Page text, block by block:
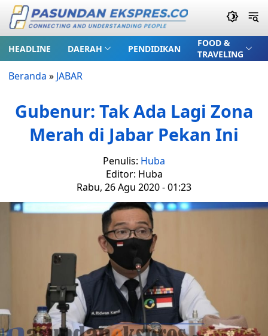
HEADLINE DAERAH PENDIDIKAN
FOOD &
TRAVELING
Beranda » JABAR
Gubenur: Tak Ada Lagi Zona
Merah di Jabar Pekan Ini
Penulis: Huba
Editor: Huba
Rabu, 26 Agu 2020 - 01:23